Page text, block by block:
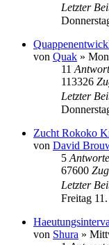
Letzter
von Quak »
11
113326
Letzter
Zucht Rokoko
von David
5
67600
Letzter
Freitag
von Shura »